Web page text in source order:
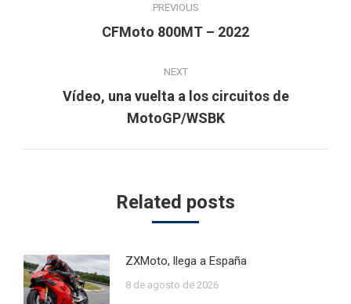
navigation
PREVIOUS
Previous
CFMoto 800MT – 2022
NEXT
Next
post:
Vídeo, una vuelta a los circuitos de
MotoGP/WSBK
Related posts
ZXMoto, llega a España
8 de agosto de 2026